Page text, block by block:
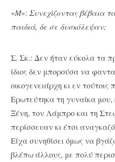
«Μ»: Συνεχίζοντας βέβαια
παιδιά, δε σε δυσκόλεψαν;
Σ. Σκ.: Δεν ήταν εύκολα τα
ίδιος δεν μπορούσα να
οικογενειάρχη κι εν
Ερωτεύτηκα τη γυναίκα μου,
Ξένη, τον Λάμπρο και τη
περίσσευαν κι έτσι
Είχα συνηθίσει όμως να
βλέπω άλλους, με πολύ